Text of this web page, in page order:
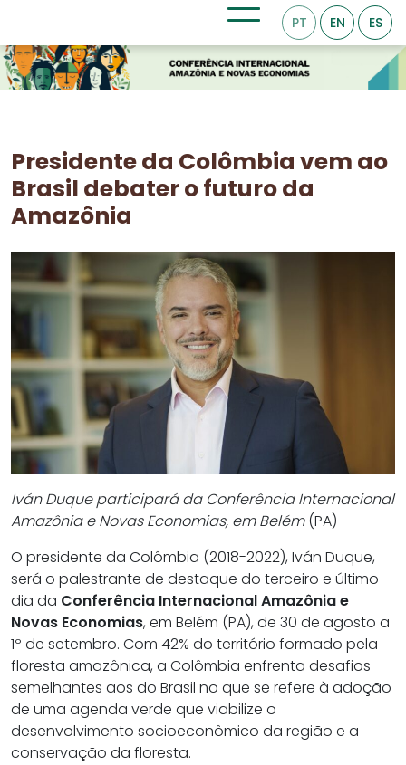
PT EN ES
Presidente da Colômbia vem ao
Brasil debater o futuro da
Amazônia
Iván Duque participará da Conferência Internacional
Amazônia e Novas Economias, em Belém(PA)
O presidente da Colômbia (2018-2022), Iván Duque,
será o palestrante de destaque do terceiro e último
dia da Conferência Internacional Amazônia e
Novas Economias, em Belém (PA), de 30 de agosto a
1º de setembro. Com 42% do território formado pela
floresta amazônica, a Colômbia enfrenta desafios
semelhantes aos do Brasil no que se refere à adoção
de uma agenda verde que viabilize o
desenvolvimento socioeconômico da região e a
conservação da floresta.